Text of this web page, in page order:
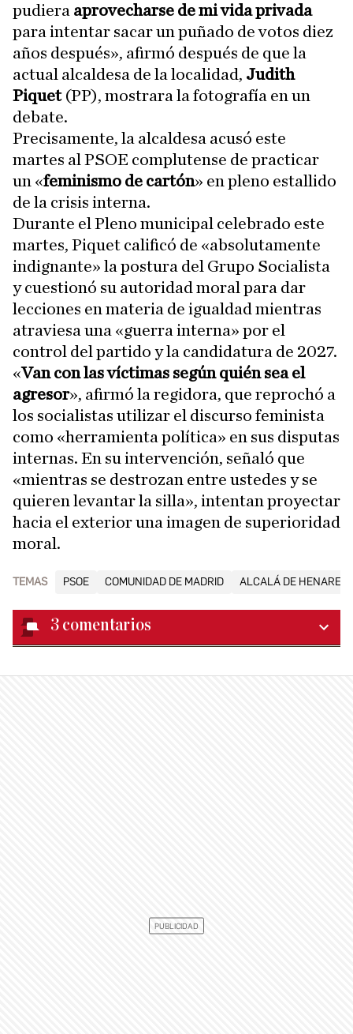
pudiera aprovecharse de mi vida privada
para intentar sacar un puñado de votos diez
años después», afirmó después de que la
actual alcaldesa de la localidad, Judith
Piquet(PP), mostrara la fotografía en un
debate.
Precisamente, la alcaldesa acusó este
martes al PSOE complutense de practicar
un «feminismo de cartón» en pleno estallido
de la crisis interna.
Durante el Pleno municipal celebrado este
martes, Piquet calificó de «absolutamente
indignante» la postura del Grupo Socialista
y cuestionó su autoridad moral para dar
lecciones en materia de igualdad mientras
atraviesa una «guerra interna» por el
control del partido y la candidatura de 2027.
«Van con las víctimas según quién sea el
agresor», afirmó la regidora, que reprochó a
los socialistas utilizar el discurso feminista
como «herramienta política» en sus disputas
internas. En su intervención, señaló que
«mientras se destrozan entre ustedes y se
quieren levantar la silla», intentan proyectar
hacia el exterior una imagen de superioridad
moral.
TEMAS PSOE COMUNIDAD DE MADRID ALCALÁ DE HENARES
3 comentarios